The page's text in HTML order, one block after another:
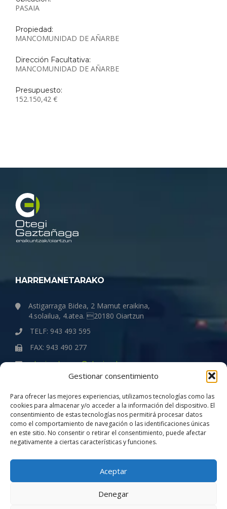
Gestionar consentimiento
Para ofrecer las mejores experiencias, utilizamos tecnologías como las
cookies para almacenar y/o acceder a la información del dispositivo. El
consentimiento de estas tecnologías nos permitirá procesar datos
como el comportamiento de navegación o las identificaciones únicas
en este sitio. No consentir o retirar el consentimiento, puede afectar
negativamente a ciertas características y funciones.
Aceptar
Denegar
PASAIA
Propiedad:
MANCOMUNIDAD DE AÑARBE
Dirección Facultativa:
MANCOMUNIDAD DE AÑARBE
Presupuesto:
152.150,42 €
HARREMANETARAKO
Astigarraga Bidea, 2 Mamut eraikina,
4.solailua, 4.atea. 20180 Oiartzun
TELF: 943 493 595
FAX: 943 490 277
otegigaztanaga@otegigaztanaga.com
Quiénes somos
Política de Gestión de la Calidad
Compromiso con la igualdad
Aviso Legal